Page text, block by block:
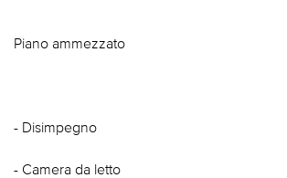
Piano ammezzato
- Disimpegno
- Camera da letto